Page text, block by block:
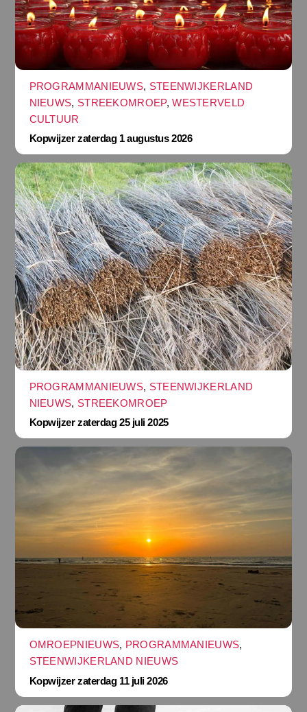
PROGRAMMANIEUWS, STEENWIJKERLAND
NIEUWS, STREEKOMROEP,WESTERVELD
CULTUUR
Kopwijzer zaterdag 1 augustus 2026
PROGRAMMANIEUWS, STEENWIJKERLAND
NIEUWS, STREEKOMROEP
Kopwijzer zaterdag 25 juli 2025
OMROEPNIEUWS, PROGRAMMANIEUWS,
STEENWIJKERLAND NIEUWS
Kopwijzer zaterdag 11 juli 2026